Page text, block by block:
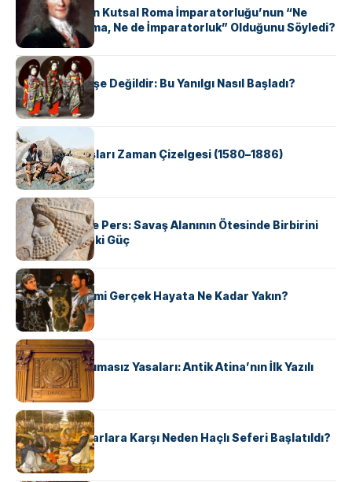
Voltaire Neden Kutsal Roma İmparatorluğu’nun “Ne
Kutsal, Ne Roma, Ne de İmparatorluk” Olduğunu Söyledi?
KÜLTÜR
Geyşalar Fahişe Değildir: Bu Yanılgı Nasıl Başladı?
KÜLTÜR
Apache Savaşları Zaman Çizelgesi (1580–1886)
KÜLTÜR
Antik Yunan ve Pers: Savaş Alanının Ötesinde Birbirini
Şekillendiren İki Güç
KÜLTÜR
‘Gladiator’ Filmi Gerçek Hayata Ne Kadar Yakın?
KÜLTÜR
Draco’nun Acımasız Yasaları: Antik Atina’nın İlk Yazılı
Hukuk Kodu
KÜLTÜR
Avrupalı ​​Katharlara Karşı Neden Haçlı Seferi Başlatıldı?